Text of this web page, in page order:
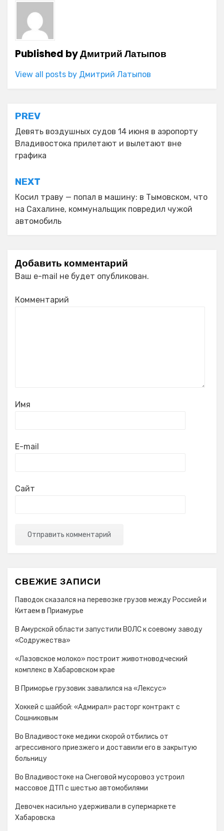
Published byДмитрий Латыпов
View all posts by Дмитрий Латыпов
Навигация
по
записям
PREV
Девять воздушных судов 14 июня в аэропорту
Владивостока прилетают и вылетают вне
графика
NEXT
Косил траву — попал в машину: в Тымовском, что
на Сахалине, коммунальщик повредил чужой
автомобиль
Добавить комментарий
Ваш e-mail не будет опубликован.
Комментарий
Имя
E-mail
Сайт
СВЕЖИЕ ЗАПИСИ
Паводок сказался на перевозке грузов между Россией и
Китаем в Приамурье
В Амурской области запустили ВОЛС к соевому заводу
«Содружества»
«Лазовское молоко» построит животноводческий
комплекс в Хабаровском крае
В Приморье грузовик завалился на «Лексус»
Хоккей с шайбой: «Адмирал» расторг контракт с
Сошниковым
Во Владивостоке медики скорой отбились от
агрессивного приезжего и доставили его в закрытую
больницу
Во Владивостоке на Снеговой мусоровоз устроил
массовое ДТП с шестью автомобилями
Девочек насильно удерживали в супермаркете
Хабаровска